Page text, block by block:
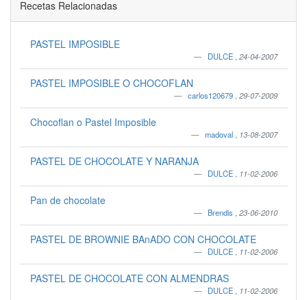
Recetas Relacionadas
PASTEL IMPOSIBLE
DULCE 24-04-2007
PASTEL IMPOSIBLE O CHOCOFLAN
carlos120679 29-07-2009
Chocoflan o Pastel Imposible
madoval 13-08-2007
PASTEL DE CHOCOLATE Y NARANJA
DULCE 11-02-2006
Pan de chocolate
Brendis 23-06-2010
PASTEL DE BROWNIE BAnADO CON CHOCOLATE
DULCE 11-02-2006
PASTEL DE CHOCOLATE CON ALMENDRAS
DULCE 11-02-2006